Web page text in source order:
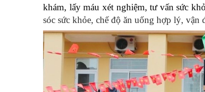
khám, lấy máu xét nghiệm, tư vấn sức
sóc sức khỏe, chế độ ăn uống hợp lý,